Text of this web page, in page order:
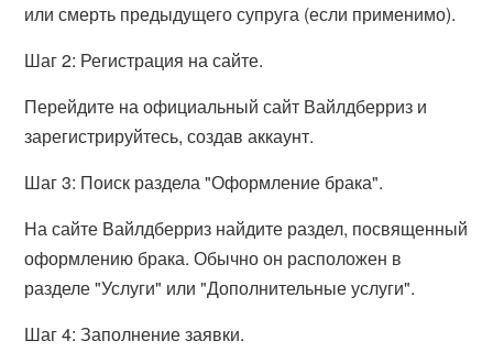
или смерть предыдущего супруга (если применимо).
Шаг 2: Регистрация на сайте.
Перейдите на официальный сайт Вайлдберриз и
зарегистрируйтесь, создав аккаунт.
Шаг 3: Поиск раздела "Оформление брака".
На сайте Вайлдберриз найдите раздел, посвященный
оформлению брака. Обычно он расположен в
разделе "Услуги" или "Дополнительные услуги".
Шаг 4: Заполнение заявки.